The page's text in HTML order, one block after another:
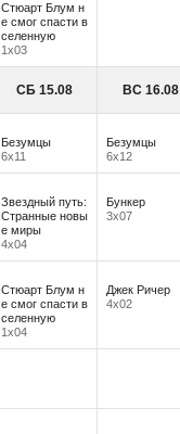
Стюарт Блум н
е смог спасти в
селенную
1х03
СБ 15.08 ВС 16.08
Безумцы
6х11
Безумцы
6х12
Звездный путь:
Странные новы
е миры
4х04
Бункер
3х07
Стюарт Блум н
е смог спасти в
селенную
1х04
Джек Ричер
4х02